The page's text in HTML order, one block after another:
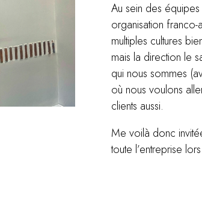
Au sein des équipes
organisation
multiples cultures
mais la direction le
qui nous sommes
où nous voulons
clients aussi.
Me voilà donc
toute l’entreprise